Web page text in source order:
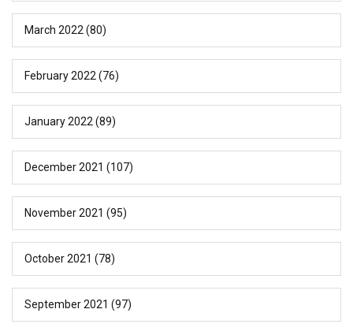
March 2022 (80)
February 2022 (76)
January 2022 (89)
December 2021 (107)
November 2021 (95)
October 2021 (78)
September 2021 (97)